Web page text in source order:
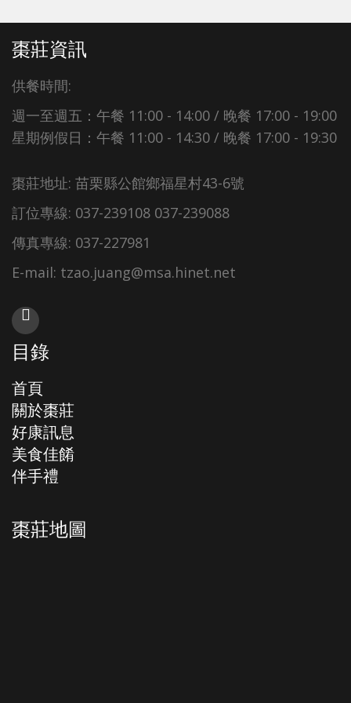
棗莊資訊
供餐時間:
週一至週五：午餐 11:00 - 14:00 / 晚餐 17:00 - 19:00
星期例假日：午餐 11:00 - 14:30 / 晚餐 17:00 - 19:30
棗莊地址: 苗栗縣公館鄉福星村43-6號
訂位專線: 037-239108 037-239088
傳真專線: 037-227981
E-mail: tzao.juang@msa.hinet.net
目錄
首頁
關於棗莊
好康訊息
美食佳餚
伴手禮
棗莊地圖